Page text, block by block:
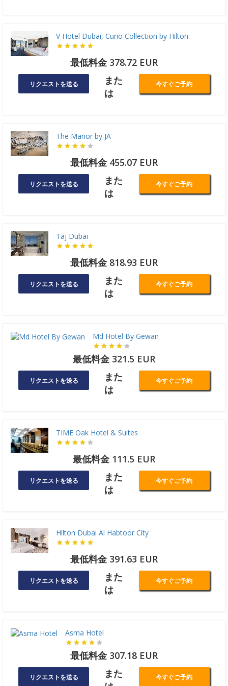
V Hotel Dubai, Curio Collection by Hilton
最低料金 378.72 EUR
リクエストを送る
また
は
今すぐご予約
The Manor by JA
最低料金 455.07 EUR
リクエストを送る
また
は
今すぐご予約
Taj Dubai
最低料金 818.93 EUR
リクエストを送る
また
は
今すぐご予約
Md Hotel By Gewan
最低料金 321.5 EUR
リクエストを送る
また
は
今すぐご予約
TIME Oak Hotel & Suites
最低料金 111.5 EUR
リクエストを送る
また
は
今すぐご予約
Hilton Dubai Al Habtoor City
最低料金 391.63 EUR
リクエストを送る
また
は
今すぐご予約
Asma Hotel
最低料金 307.18 EUR
リクエストを送る
また
今すぐご予約